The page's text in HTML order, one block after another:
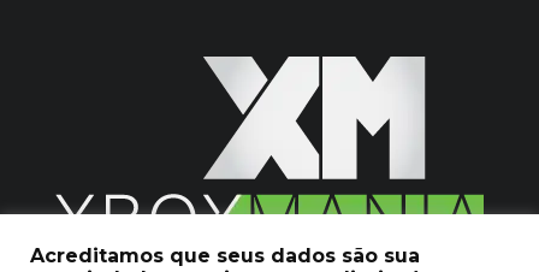
Acreditamos que seus dados são sua